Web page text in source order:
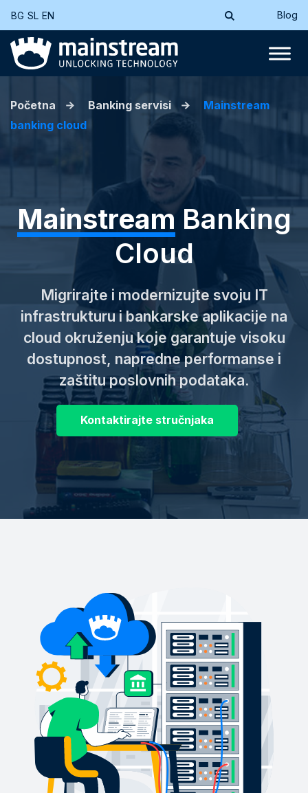
BG SL EN Blog
Početna Banking servisi
Mainstream
banking cloud
MainstreamBanking
Cloud
Migrirajte i modernizujte svoju IT
infrastrukturu i bankarske aplikacije na
cloud okruženju koje garantuje visoku
dostupnost, napredne performanse i
zaštitu poslovnih podataka.
Kontaktirajte stručnjaka